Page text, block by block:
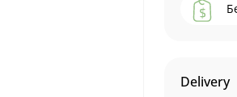
Delivery